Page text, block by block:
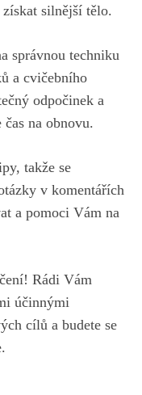
⁣silnější tělo.
‍správnou techniku
a cvičebního⁣
odpočinek a⁣
na⁣ obnovu.
takže se
v komentářích
a⁤ pomoci Vám na
Rádi Vám
účinnými
‌cílů ‌a⁤ budete se